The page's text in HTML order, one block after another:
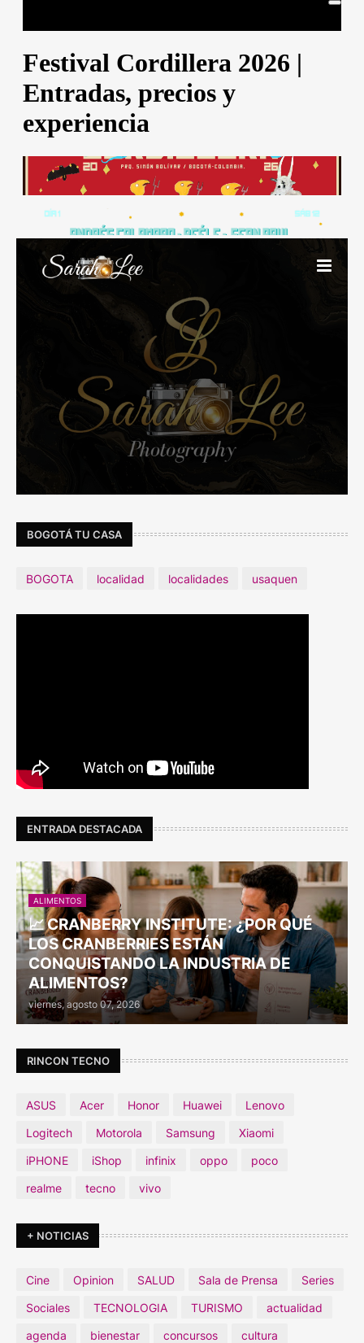
BOGOTÁ TU CASA
BOGOTA localidad localidades usaquen
ENTRADA DESTACADA
ALIMENTOS
📈 CRANBERRY INSTITUTE: ¿POR QUÉ
LOS CRANBERRIES ESTÁN
CONQUISTANDO LA INDUSTRIA DE
ALIMENTOS?
viernes, agosto 07, 2026
RINCON TECNO
ASUS Acer Honor Huawei
Lenovo
Logitech
Motorola Samsung
Xiaomi
iPHONE
iShop infinix oppo
poco
realme
tecno vivo
+ NOTICIAS
Cine Opinion SALUD Sala de Prensa
Series
Sociales
TECNOLOGIA TURISMO
actualidad
agenda
bienestar concursos
cultura